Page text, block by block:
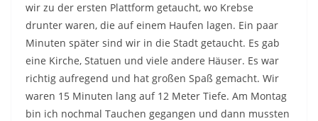
wir zu der ersten Plattform getaucht, wo Krebse
drunter waren, die auf einem Haufen lagen. Ein paar
Minuten später sind wir in die Stadt getaucht. Es gab
eine Kirche, Statuen und viele andere Häuser. Es war
richtig aufregend und hat großen Spaß gemacht. Wir
waren 15 Minuten lang auf 12 Meter Tiefe. Am Montag
bin ich nochmal Tauchen gegangen und dann mussten